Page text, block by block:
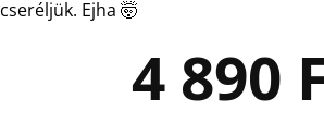
cseréljük. Ejha 🤯
4 890